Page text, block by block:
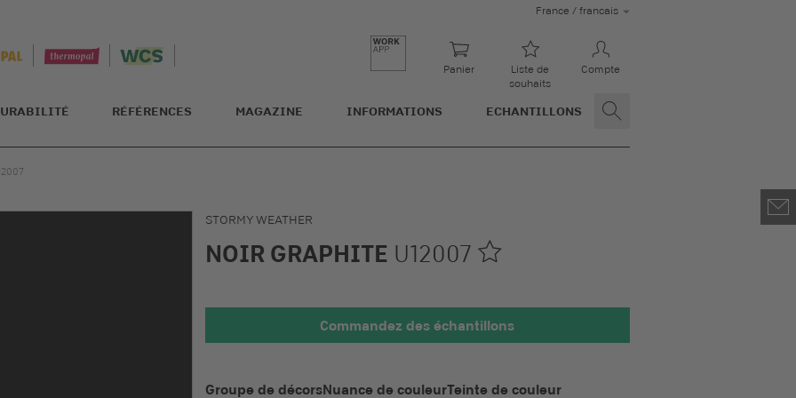
France / francais
Panier
Liste de
souhaits
Compte
RÉFÉRENCES MAGAZINE INFORMATIONS ECHANTILLONS
Détaillée 100 x 100 mm
STORMY WEATHER
NOIR GRAPHITE U12007
Commandez des échantillons
Groupe de décorsNuance de couleurTeinte de couleur